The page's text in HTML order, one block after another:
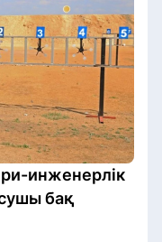
инженерлік
бақ